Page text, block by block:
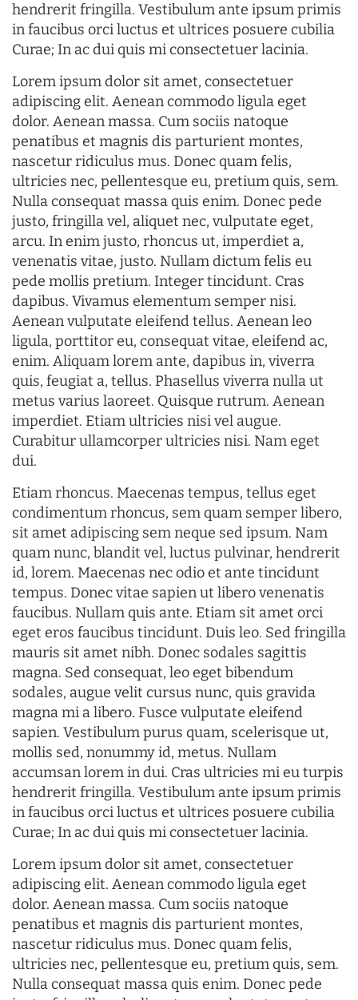
hendrerit fringilla. Vestibulum ante ipsum primis
in faucibus orci luctus et ultrices posuere cubilia
Curae; In ac dui quis mi consectetuer lacinia.
Lorem ipsum dolor sit amet, consectetuer
adipiscing elit. Aenean commodo ligula eget
dolor. Aenean massa. Cum sociis natoque
penatibus et magnis dis parturient montes,
nascetur ridiculus mus. Donec quam felis,
ultricies nec, pellentesque eu, pretium quis, sem.
Nulla consequat massa quis enim. Donec pede
justo, fringilla vel, aliquet nec, vulputate eget,
arcu. In enim justo, rhoncus ut, imperdiet a,
venenatis vitae, justo. Nullam dictum felis eu
pede mollis pretium. Integer tincidunt. Cras
dapibus. Vivamus elementum semper nisi.
Aenean vulputate eleifend tellus. Aenean leo
ligula, porttitor eu, consequat vitae, eleifend ac,
enim. Aliquam lorem ante, dapibus in, viverra
quis, feugiat a, tellus. Phasellus viverra nulla ut
metus varius laoreet. Quisque rutrum. Aenean
imperdiet. Etiam ultricies nisi vel augue.
Curabitur ullamcorper ultricies nisi. Nam eget
dui.
Etiam rhoncus. Maecenas tempus, tellus eget
condimentum rhoncus, sem quam semper libero,
sit amet adipiscing sem neque sed ipsum. Nam
quam nunc, blandit vel, luctus pulvinar, hendrerit
id, lorem. Maecenas nec odio et ante tincidunt
tempus. Donec vitae sapien ut libero venenatis
faucibus. Nullam quis ante. Etiam sit amet orci
eget eros faucibus tincidunt. Duis leo. Sed fringilla
mauris sit amet nibh. Donec sodales sagittis
magna. Sed consequat, leo eget bibendum
sodales, augue velit cursus nunc, quis gravida
magna mi a libero. Fusce vulputate eleifend
sapien. Vestibulum purus quam, scelerisque ut,
mollis sed, nonummy id, metus. Nullam
accumsan lorem in dui. Cras ultricies mi eu turpis
hendrerit fringilla. Vestibulum ante ipsum primis
in faucibus orci luctus et ultrices posuere cubilia
Curae; In ac dui quis mi consectetuer lacinia.
Lorem ipsum dolor sit amet, consectetuer
adipiscing elit. Aenean commodo ligula eget
dolor. Aenean massa. Cum sociis natoque
penatibus et magnis dis parturient montes,
nascetur ridiculus mus. Donec quam felis,
ultricies nec, pellentesque eu, pretium quis, sem.
Nulla consequat massa quis enim. Donec pede